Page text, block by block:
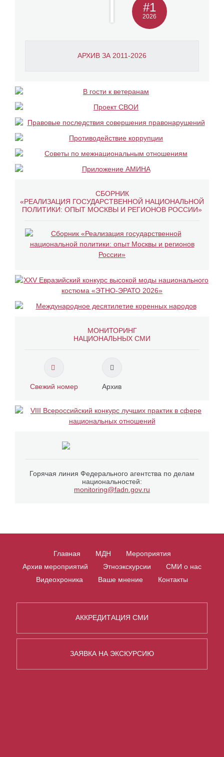
АРХИВ ЗА 2011-2026
#1
2026
СБОРНИК
«РЕАЛИЗАЦИЯ ГОСУДАРСТВЕННОЙ НАЦИОНАЛЬНОЙ
ПОЛИТИКИ: ОПЫТ МОСКВЫ И РЕГИОНОВ РОССИИ»
МОНИТОРИНГ
НАЦИОНАЛЬНЫХ СМИ
Свежий номер Архив
Горячая линия Федерального агентства по делам
национальностей:
monitoring@fadn.gov.ru
Главная МДН
Мероприятия
Архив мероприятий
Этноэкскурсии
СМИ о нас
Видеохроника
Ваше мнение Контакты
АККРЕДИТАЦИЯ СМИ
ЗАЯВКА НА ЭКСКУРСИЮ